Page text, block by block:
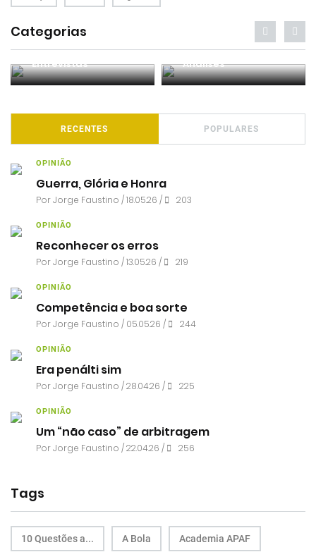
Categorias
Entrevistas Análises
RECENTES POPULARES
OPINIÃO
Guerra, Glória e Honra
PorJorge Faustino / 18.05.26 / 203
OPINIÃO
Reconhecer os erros
PorJorge Faustino / 13.05.26 / 219
OPINIÃO
Competência e boa sorte
PorJorge Faustino / 05.05.26 / 244
OPINIÃO
Era penálti sim
PorJorge Faustino / 28.04.26 / 225
OPINIÃO
Um “não caso” de arbitragem
PorJorge Faustino / 22.04.26 / 256
Tags
10 Questões a... A Bola Academia APAF